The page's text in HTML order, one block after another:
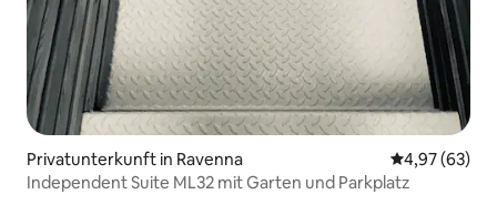
Privatunterkunft in Ravenna
4,97 (63)
Independent Suite ML32 mit Garten und Parkplatz